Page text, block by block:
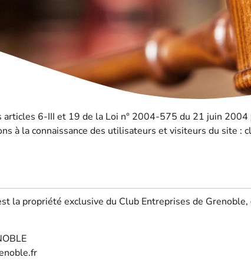
6-III et 19 de la Loi n° 2004-575 du 21 juin 2004
à la connaissance des utilisateurs et visiteurs du site :
la propriété exclusive du Club Entreprises de Grenoble,